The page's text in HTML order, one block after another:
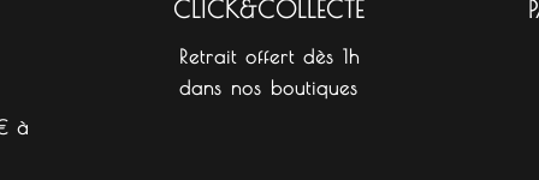
à
CLICK&COLLECTE
Retrait offert dès 1h
dans nos boutiques